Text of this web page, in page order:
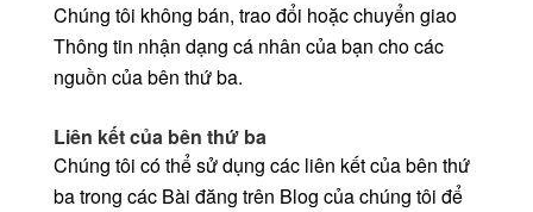
Chúng tôi không bán, trao đổi hoặc chuyển giao
Thông tin nhận dạng cá nhân của bạn cho các
nguồn của bên thứ ba.
Liên kết của bên thứ ba
Chúng tôi có thể sử dụng các liên kết của bên thứ
ba trong các Bài đăng trên Blog của chúng tôi để